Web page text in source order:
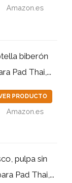
Amazon.es
biberón
Pad Thai,...
PRODUCTO
Amazon.es
pulpa sin
Pad Thai,...